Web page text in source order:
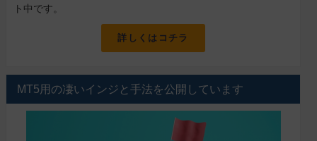
ト中です。
詳しくはコチラ
MT5用の凄いインジと手法を公開しています